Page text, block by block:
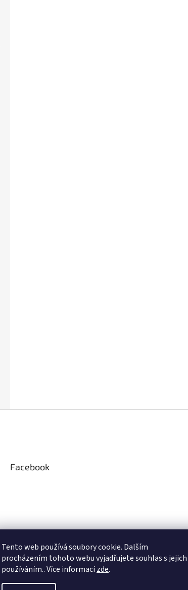
Tento web používá soubory cookie. Dalším
procházením tohoto webu vyjadřujete souhlas s jejich
používáním.. Více informacízde.
Facebook